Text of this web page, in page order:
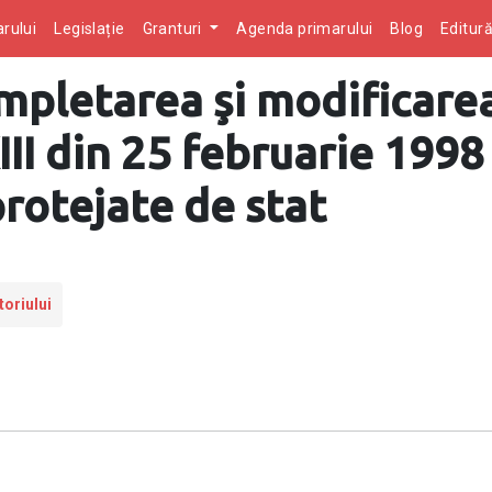
Legislație Granturi Agenda primarului Blog
şi
din 25 februarie
de stat